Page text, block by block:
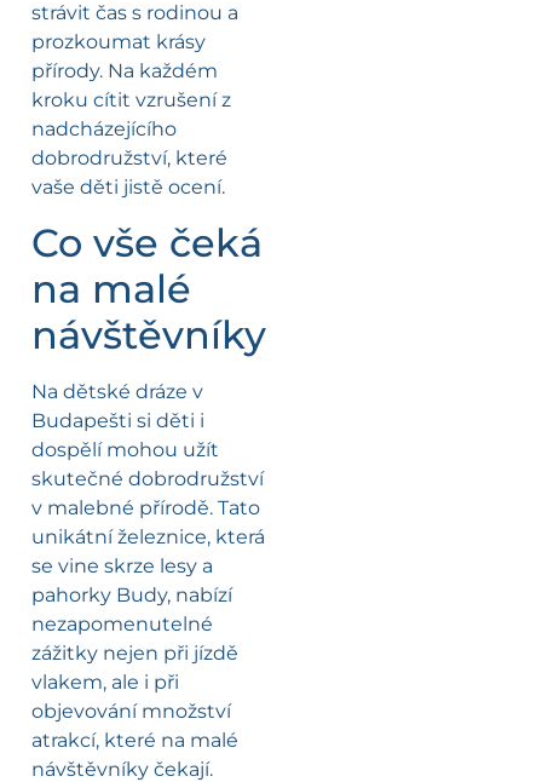
strávit čas s rodinou a
prozkoumat krásy
přírody. Na každém
kroku cítit vzrušení z
nadcházejícího
dobrodružství, které
vaše děti jistě ocení.
Co vše čeká
na malé
návštěvníky
Na dětské dráze v
Budapešti si děti i
dospělí mohou užít
skutečné dobrodružství
v malebné přírodě. Tato
unikátní železnice, která
se vine skrze lesy a
pahorky Budy, nabízí
nezapomenutelné
zážitky nejen při jízdě
vlakem, ale i při
objevování množství
atrakcí, které na malé
návštěvníky čekají.